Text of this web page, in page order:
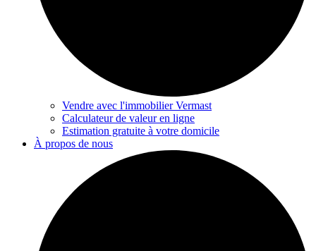
Vendre avec l'immobilier Vermast
Calculateur de valeur en ligne
Estimation gratuite à votre domicile
À propos de nous